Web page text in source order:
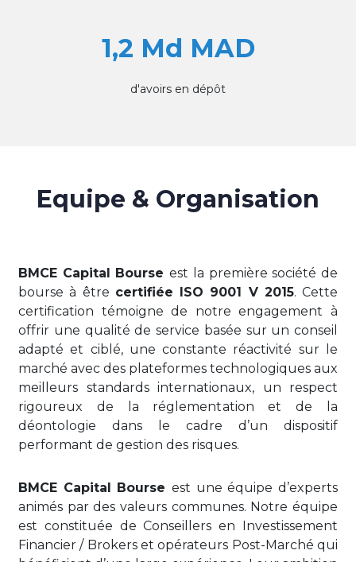
1,2 Md MAD
d'avoirs en dépôt
Equipe & Organisation
BMCE Capital Bourseest la première société de
bourse à être certifiée ISO 9001 V 2015. Cette
certification témoigne de notre engagement à
offrir une qualité de service basée sur un conseil
adapté et ciblé, une constante réactivité sur le
marché avec des plateformes technologiques aux
meilleurs standards internationaux, un respect
rigoureux de la réglementation et de la
déontologie dans le cadre d’un dispositif
performant de gestion des risques.
BMCE Capital Bourse est une équipe d’experts
animés par des valeurs communes. Notre équipe
est constituée de Conseillers en Investissement
Financier / Brokers et opérateurs Post-Marché qui